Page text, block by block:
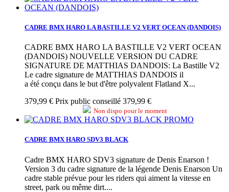
CADRE BMX HARO LA BASTILLE V2 VERT OCEAN (DANDOIS)
CADRE BMX HARO LA BASTILLE V2 VERT OCEAN
(DANDOIS) NOUVELLE VERSION DU CADRE
SIGNATURE DE MATTHIAS DANDOIS: La Bastille V2
Le cadre signature de MATTHIAS DANDOIS il
a été conçu dans le but d'être polyvalent Flatland X...
379,99 € Prix public conseillé 379,99 €
Non dispo pour le moment
PROMO
CADRE BMX HARO SDV3 BLACK
Cadre BMX HARO SDV3 signature de Denis Enarson !
Version 3 du cadre signature de la légende Denis Enarson Un
cadre stable prévue pour les riders qui aiment la vitesse en
street, park ou même dirt....